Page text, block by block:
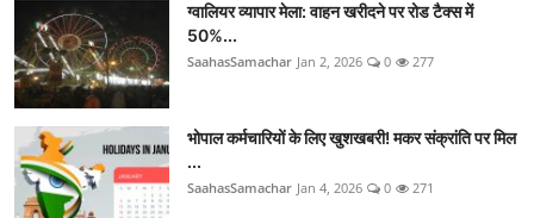
ग्वालियर व्यापार मेला: वाहन खरीदने पर रोड टैक्स में
50%...
SaahasSamachar Jan 2, 2026 0 277
भोपाल कर्मचारियों के लिए खुशखबरी! मकर संक्रांति पर मिल
...
SaahasSamachar Jan 4, 2026 0 271